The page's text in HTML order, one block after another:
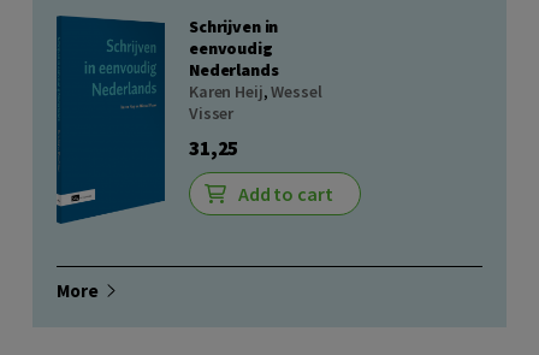
Schrijven in
eenvoudig
Nederlands
Karen Heij,Wessel
Visser
31,25
Add to cart
More